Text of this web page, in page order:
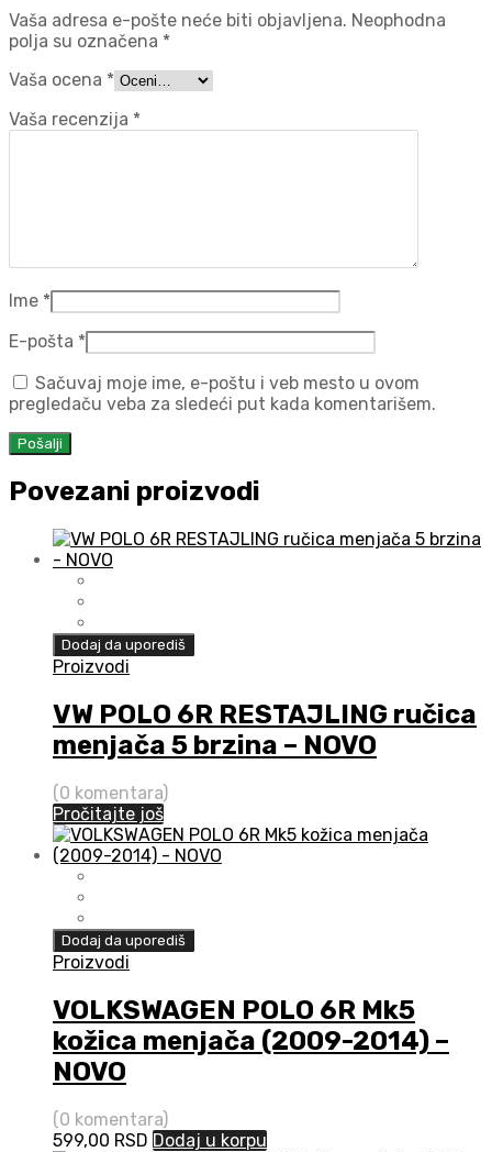
Vaša adresa e-pošte neće biti objavljena. Neophodna
polja su označena *
Vaša ocena *
Vaša recenzija *
Ime *
E-pošta *
Sačuvaj moje ime, e-poštu i veb mesto u ovom
pregledaču veba za sledeći put kada komentarišem.
Povezani proizvodi
Dodaj da uporediš
Proizvodi
VW POLO 6R RESTAJLING ručica
menjača 5 brzina – NOVO
(0 komentara)
Pročitajte još
Dodaj da uporediš
Proizvodi
VOLKSWAGEN POLO 6R Mk5
kožica menjača (2009-2014) –
NOVO
(0 komentara)
599,00 RSD Dodaj u korpu